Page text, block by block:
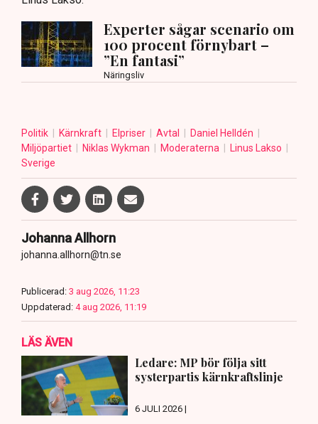
Experter sågar scenario om
100 procent förnybart –
”En fantasi”
Näringsliv
Politik Kärnkraft Elpriser Avtal
Daniel Helldén
Miljöpartiet
Niklas Wykman Moderaterna
Linus Lakso
Sverige
Johanna Allhorn
johanna.allhorn@tn.se
Publicerad: 3 aug 2026, 11:23
Uppdaterad: 4 aug 2026, 11:19
LÄS ÄVEN
Ledare: MP bör följa sitt
systerpartis kärnkraftslinje
6 JULI 2026 |